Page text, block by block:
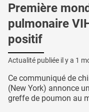
Première
pulmonaire
positif
Actualité publiée il y a 1
Ce communiqué de
(New York) annonce
greffe de poumon au